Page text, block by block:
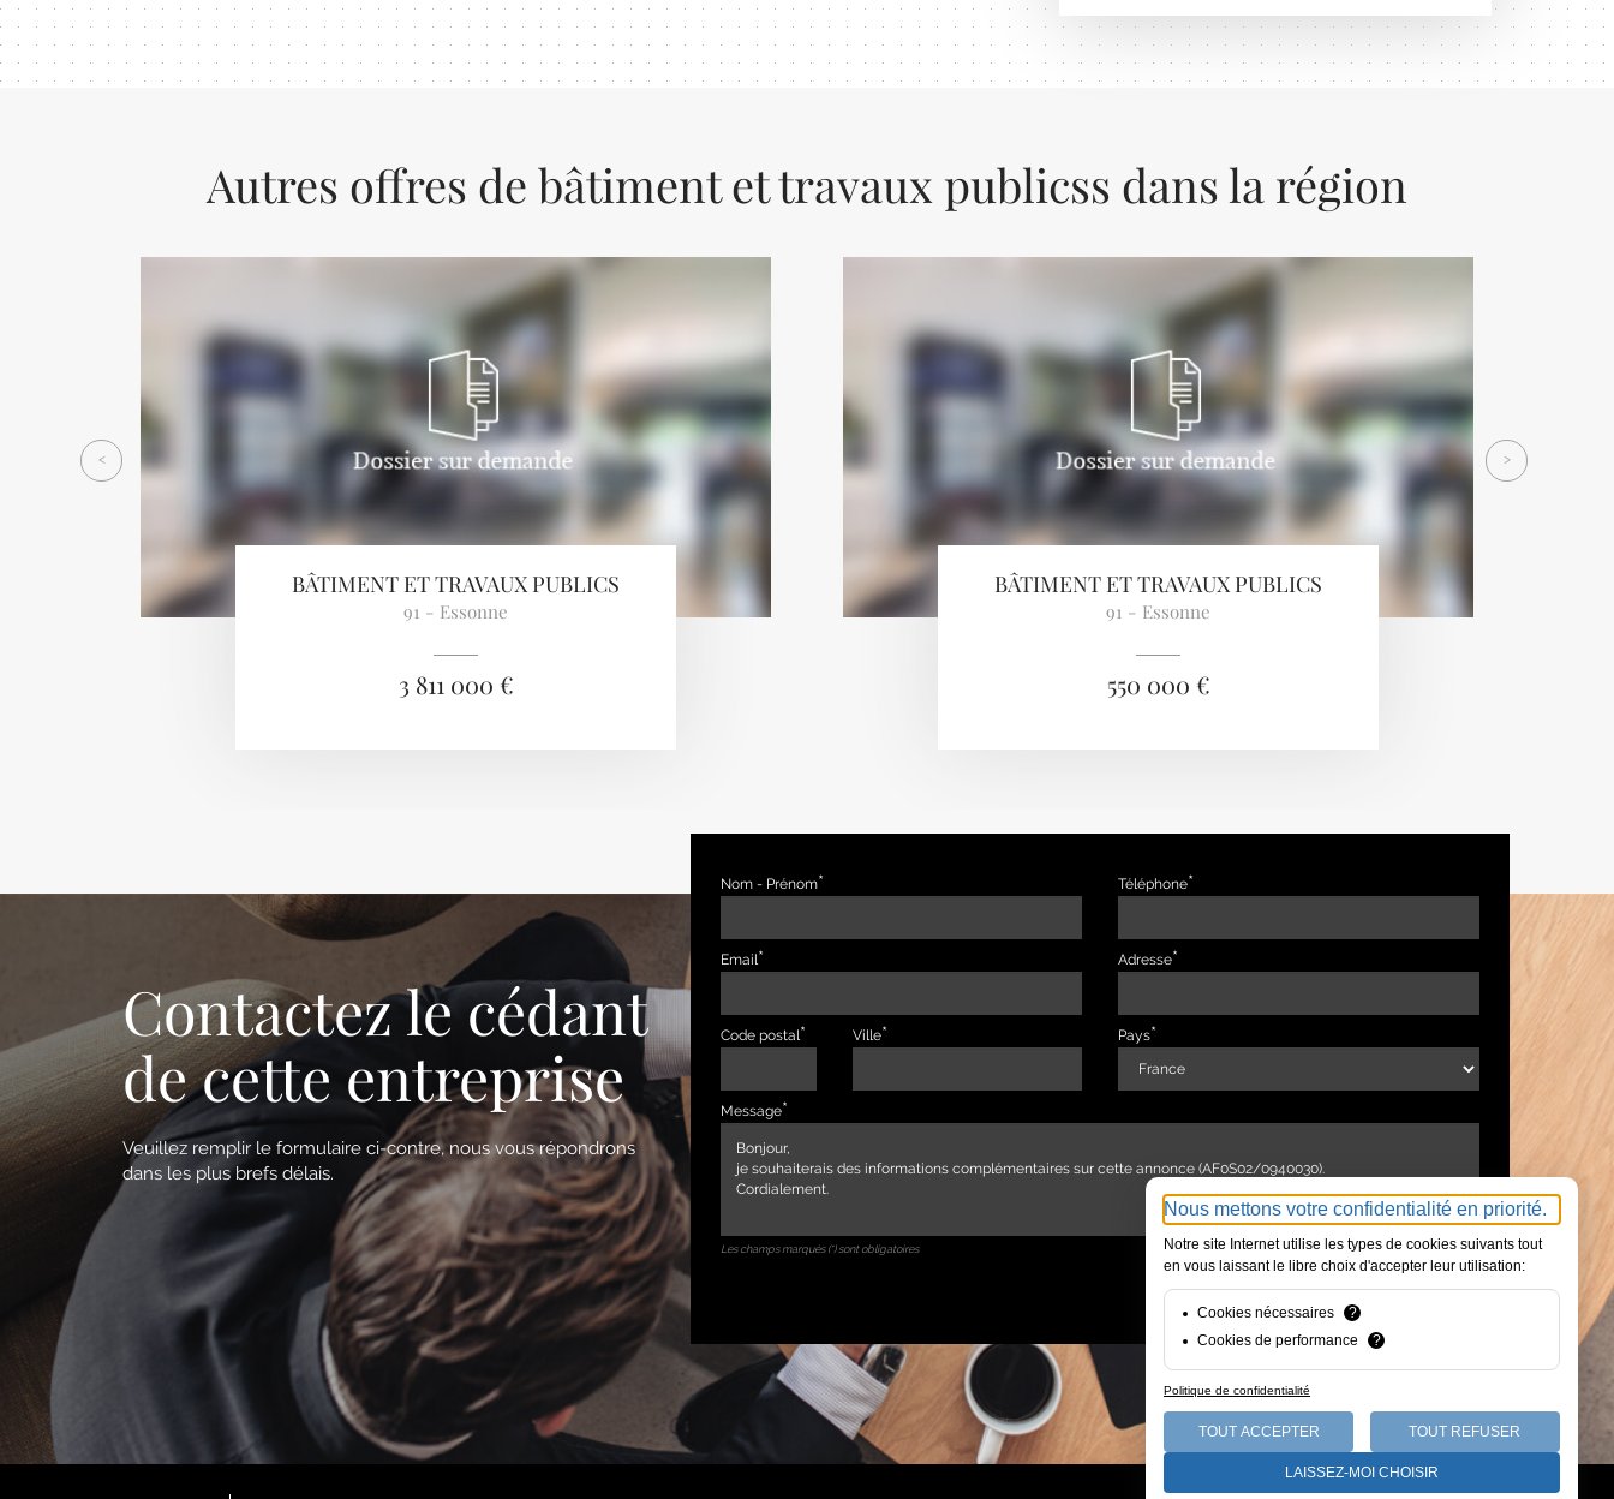
Autres offres de bâtiment et travaux publicss dans la région
BÂTIMENT ET TRAVAUX PUBLICS
91 - Essonne
3 811 000 €
BÂTIMENT ET TRAVAUX PUBLICS
91 - Essonne
550 000 €
< >
Contactez le cédant
de cette entreprise
Veuillez remplir le formulaire ci-contre, nous vous répondrons
dans les plus brefs délais.
Nom - Prénom Téléphone
Email Adresse
Code postal Ville Pays
Message
Les champs marqués (*) sont obligatoires
Nous mettons votre confidentialité en priorité.
Notre site Internet utilise les types de cookies suivants tout
en vous laissant le libre choix d'accepter leur utilisation:
Cookies nécessaires
?
Cookies de performance
?
Politique de confidentialité
TOUT ACCEPTER TOUT REFUSER
LAISSEZ-MOI CHOISIR